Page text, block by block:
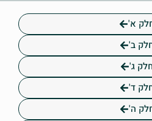
א'
ב'
ג'
ד'
ה'